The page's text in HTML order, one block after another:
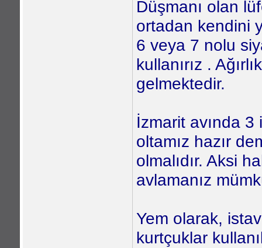
Düşmanı olan
ortadan kendini
6 veya 7 nolu
kullanırız .
gelmektedir.
İzmarit avında 3
oltamız hazır
olmalıdır. Aksi
avlamanız
Yem olarak,
kurtçuklar